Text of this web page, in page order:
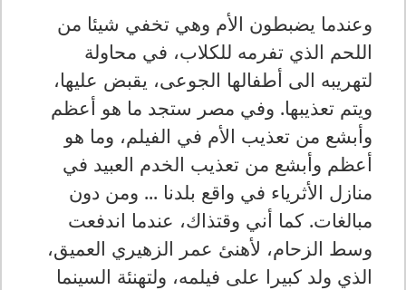
وعندما يضبطون الأم وهي تخفي شيئا من
اللحم الذي تفرمه للكلاب، في محاولة
لتهريبه الى أطفالها الجوعى، يقبض عليها،
ويتم تعذيبها. وفي مصر ستجد ما هو أعظم
وأبشع من تعذيب الأم في الفيلم، وما هو
أعظم وأبشع من تعذيب الخدم العبيد في
منازل الأثرياء في واقع بلدنا ... ومن دون
مبالغات. كما أني وقتذاك، عندما اندفعت
وسط الزحام، لأهنئ عمر الزهيري العميق،
الذي ولد كبيرا على فيلمه، ولتهنئة السينما